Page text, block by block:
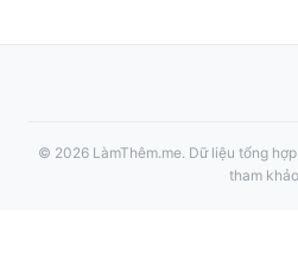
© 2026 LàmThêm.me. Dữ liệu tổng
tham